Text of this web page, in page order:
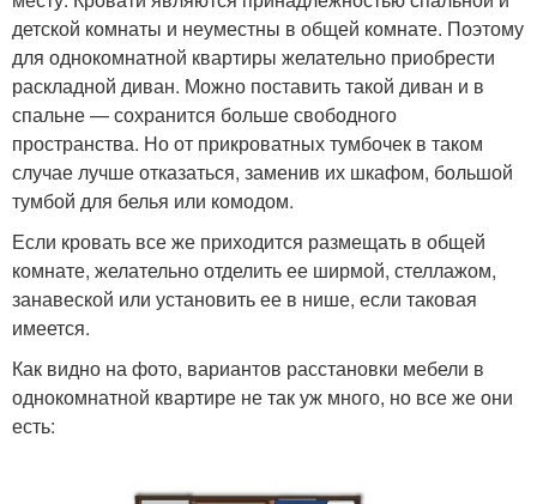
детской комнаты и неуместны в общей комнате. Поэтому
для однокомнатной квартиры желательно приобрести
раскладной диван. Можно поставить такой диван и в
спальне — сохранится больше свободного
пространства. Но от прикроватных тумбочек в таком
случае лучше отказаться, заменив их шкафом, большой
тумбой для белья или комодом.
Если кровать все же приходится размещать в общей
комнате, желательно отделить ее ширмой, стеллажом,
занавеской или установить ее в нише, если таковая
имеется.
Как видно на фото, вариантов расстановки мебели в
однокомнатной квартире не так уж много, но все же они
есть: